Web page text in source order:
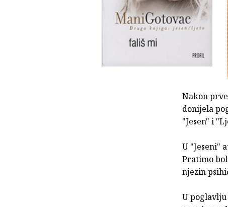
Nakon
donijela
"Jesen" i
U "Jeseni"
Pratimo
njezin
U